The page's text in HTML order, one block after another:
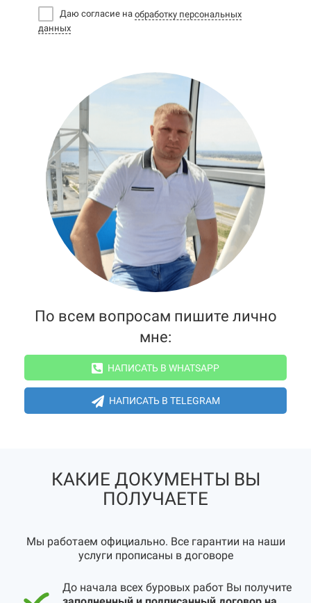
Даю согласие на обработку персональных
данных
По всем вопросам пишите лично
мне:
НАПИСАТЬ В WHATSAPP
НАПИСАТЬ В TELEGRAM
КАКИЕ ДОКУМЕНТЫ ВЫ
ПОЛУЧАЕТЕ
Мы работаем официально. Все гарантии на наши
услуги прописаны в договоре
До начала всех буровых работ Вы получите